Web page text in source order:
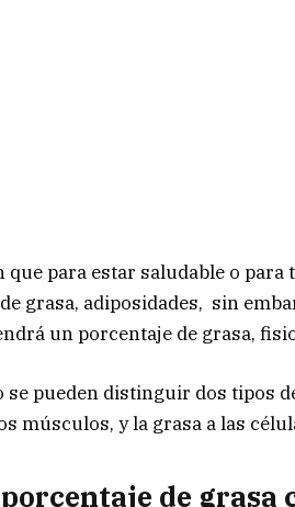
que para estar saludable o
grasa, adiposidades, sin
un porcentaje de grasa,
se pueden distinguir dos tipos
músculos, y la grasa a las
porcentaje de grasa